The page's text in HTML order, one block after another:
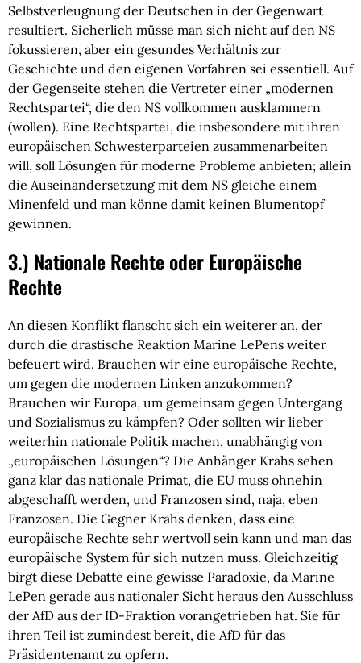
Selbstverleugnung der Deutschen in der Gegenwart
resultiert. Sicherlich müsse man sich nicht auf den NS
fokussieren, aber ein gesundes Verhältnis zur
Geschichte und den eigenen Vorfahren sei essentiell. Auf
der Gegenseite stehen die Vertreter einer „modernen
Rechtspartei“, die den NS vollkommen ausklammern
(wollen). Eine Rechtspartei, die insbesondere mit ihren
europäischen Schwesterparteien zusammenarbeiten
will, soll Lösungen für moderne Probleme anbieten; allein
die Auseinandersetzung mit dem NS gleiche einem
Minenfeld und man könne damit keinen Blumentopf
gewinnen.
3.) Nationale Rechte oder Europäische
Rechte
An diesen Konflikt flanscht sich ein weiterer an, der
durch die drastische Reaktion Marine LePens weiter
befeuert wird. Brauchen wir eine europäische Rechte,
um gegen die modernen Linken anzukommen?
Brauchen wir Europa, um gemeinsam gegen Untergang
und Sozialismus zu kämpfen? Oder sollten wir lieber
weiterhin nationale Politik machen, unabhängig von
„europäischen Lösungen“? Die Anhänger Krahs sehen
ganz klar das nationale Primat, die EU muss ohnehin
abgeschafft werden, und Franzosen sind, naja, eben
Franzosen. Die Gegner Krahs denken, dass eine
europäische Rechte sehr wertvoll sein kann und man das
europäische System für sich nutzen muss. Gleichzeitig
birgt diese Debatte eine gewisse Paradoxie, da Marine
LePen gerade aus nationaler Sicht heraus den Ausschluss
der AfD aus der ID-Fraktion vorangetrieben hat. Sie für
ihren Teil ist zumindest bereit, die AfD für das
Präsidentenamt zu opfern.